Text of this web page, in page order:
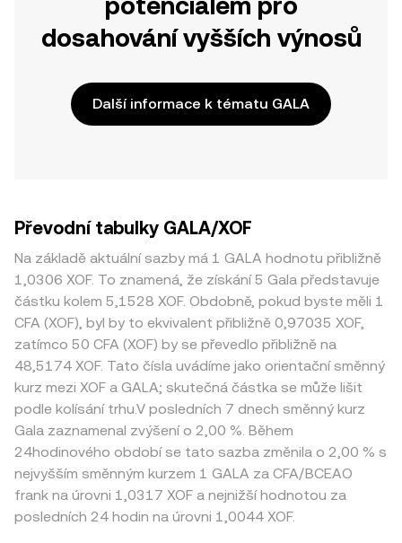
dosahování vyšších výnosů
Další informace k tématu GALA
Převodní tabulky GALA/XOF
Na základě aktuální sazby má 1 GALA hodnotu přibližně
1,0306 XOF. To znamená, že získání 5 Gala představuje
částku kolem 5,1528 XOF. Obdobně, pokud byste měli 1
CFA (XOF), byl by to ekvivalent přibližně 0,97035 XOF,
zatímco 50 CFA (XOF) by se převedlo přibližně na
48,5174 XOF. Tato čísla uvádíme jako orientační směnný
kurz mezi XOF a GALA; skutečná částka se může lišit
podle kolísání trhu.V posledních 7 dnech směnný kurz
Gala zaznamenal zvýšení o 2,00 %. Během
24hodinového období se tato sazba změnila o 2,00 % s
nejvyšším směnným kurzem 1 GALA za CFA/BCEAO
frank na úrovni 1,0317 XOF a nejnižší hodnotou za
posledních 24 hodin na úrovni 1,0044 XOF.